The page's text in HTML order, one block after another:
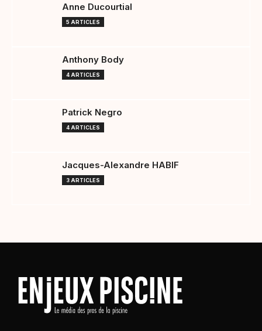
Anne Ducourtial
5 ARTICLES
Anthony Body
4 ARTICLES
Patrick Negro
4 ARTICLES
Jacques-Alexandre HABIF
3 ARTICLES